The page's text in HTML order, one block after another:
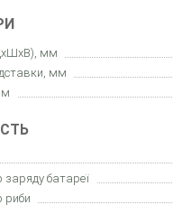
мм
мм
заряду батареї
риби